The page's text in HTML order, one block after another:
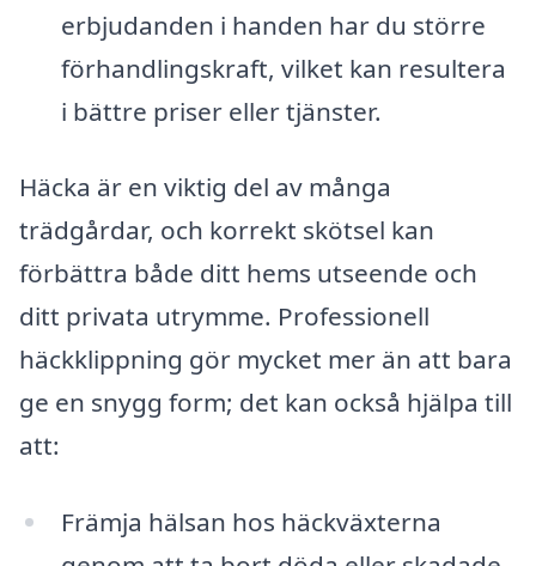
erbjudanden i handen har du större
förhandlingskraft, vilket kan resultera
i bättre priser eller tjänster.
Häcka är en viktig del av många
trädgårdar, och korrekt skötsel kan
förbättra både ditt hems utseende och
ditt privata utrymme. Professionell
häckklippning gör mycket mer än att bara
ge en snygg form; det kan också hjälpa till
att:
Främja hälsan hos häckväxterna